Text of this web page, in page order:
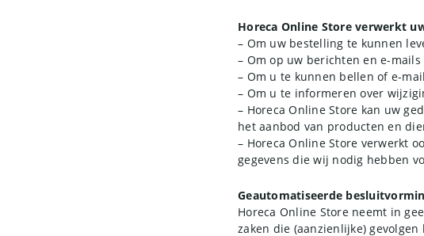
Horeca Online Store verwerkt
– Om uw bestelling te kunnen
– Om op uw berichten en e-
– Om u te kunnen bellen of e-
– Om u te informeren over
– Horeca Online Store kan uw
het aanbod van producten en
– Horeca Online Store verwerkt
gegevens die wij nodig hebben
Geautomatiseerde
Horeca Online Store neemt in
zaken die (aanzienlijke)